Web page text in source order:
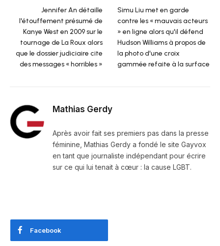
Jennifer An détaille
l'étouffement présumé de
Kanye West en 2009 sur le
tournage de La Roux alors
que le dossier judiciaire cite
des messages « horribles »
Simu Liu met en garde
contre les « mauvais acteurs
» en ligne alors qu'il défend
Hudson Williams à propos de
la photo d'une croix
gammée refaite à la surface
Mathias Gerdy
Après avoir fait ses premiers pas dans la presse
féminine, Mathias Gerdy a fondé le site Gayvox
en tant que journaliste indépendant pour écrire
sur ce qui lui tenait à cœur : la cause LGBT.
Facebook